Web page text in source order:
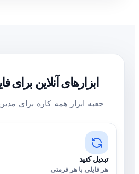
ابزارهای آنلاین برای
جعبه ابزار همه کاره برای
تبدیل کنید
هر فایلی با هر فرمتی